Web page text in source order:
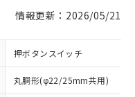
情報更新：2026/05/21
押ボタンスイッチ
丸胴形(φ22/25mm共用)